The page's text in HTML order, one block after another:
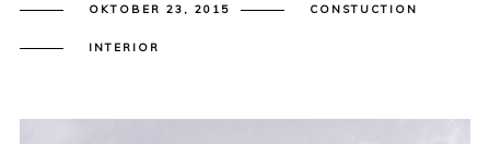
OKTOBER 23, 2015 CONSTUCTION
INTERIOR